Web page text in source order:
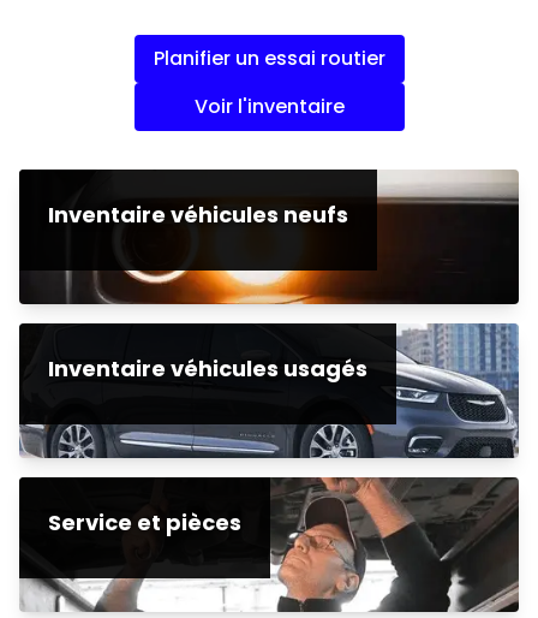
Planifier un essai routier
Voir l'inventaire
Inventaire véhicules neufs
Inventaire véhicules usagés
Service et pièces